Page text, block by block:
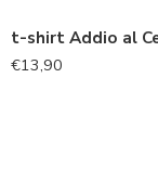
€13,90